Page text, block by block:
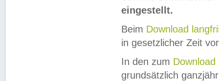
eingestellt.
Beim Download
in gesetzlicher Zeit
In den zum Download
grundsätzlich